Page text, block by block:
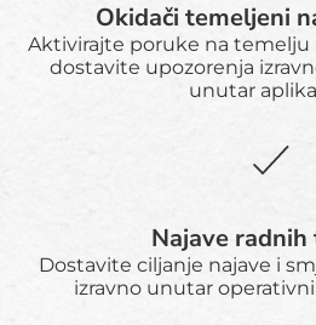
Okidači temeljeni
Aktivirajte poruke na temelju
dostavite upozorenja
unutar
Najave
Dostavite ciljanje najave i
izravno unutar